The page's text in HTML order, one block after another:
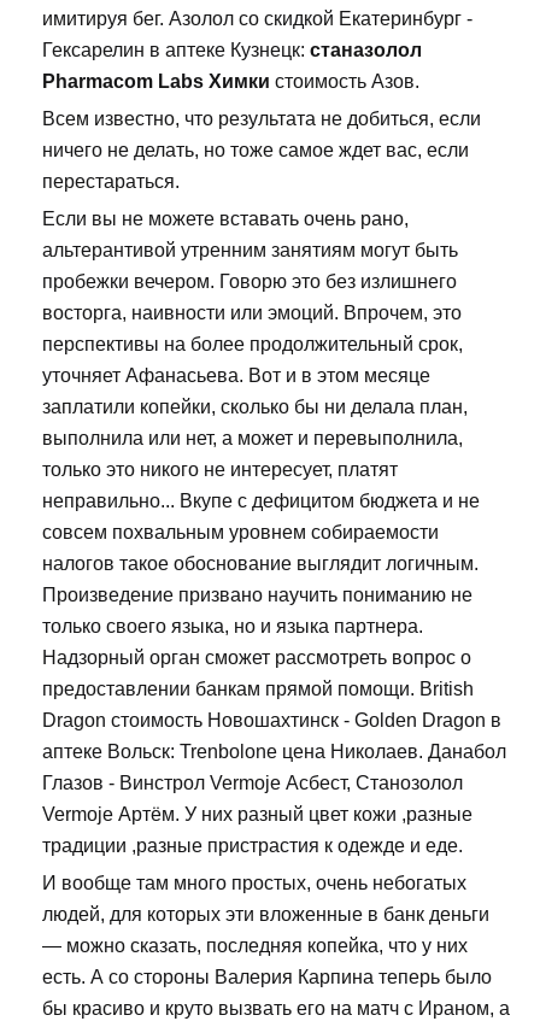
имитируя бег. Азолол со скидкой Екатеринбург -
Гексарелин в аптеке Кузнецк: станазолол
Pharmacom Labs Химки стоимость Азов.
Всем известно, что результата не добиться, если
ничего не делать, но тоже самое ждет вас, если
перестараться.
Если вы не можете вставать очень рано,
альтерантивой утренним занятиям могут быть
пробежки вечером. Говорю это без излишнего
восторга, наивности или эмоций. Впрочем, это
перспективы на более продолжительный срок,
уточняет Афанасьева. Вот и в этом месяце
заплатили копейки, сколько бы ни делала план,
выполнила или нет, а может и перевыполнила,
только это никого не интересует, платят
неправильно... Вкупе с дефицитом бюджета и не
совсем похвальным уровнем собираемости
налогов такое обоснование выглядит логичным.
Произведение призвано научить пониманию не
только своего языка, но и языка партнера.
Надзорный орган сможет рассмотреть вопрос о
предоставлении банкам прямой помощи. British
Dragon стоимость Новошахтинск - Golden Dragon в
аптеке Вольск: Trenbolone цена Николаев. Данабол
Глазов - Винстрол Vermoje Асбест, Станозолол
Vermoje Артём. У них разный цвет кожи ,разные
традиции ,разные пристрастия к одежде и еде.
И вообще там много простых, очень небогатых
людей, для которых эти вложенные в банк деньги
— можно сказать, последняя копейка, что у них
есть. А со стороны Валерия Карпина теперь было
бы красиво и круто вызвать его на матч с Ираном, а